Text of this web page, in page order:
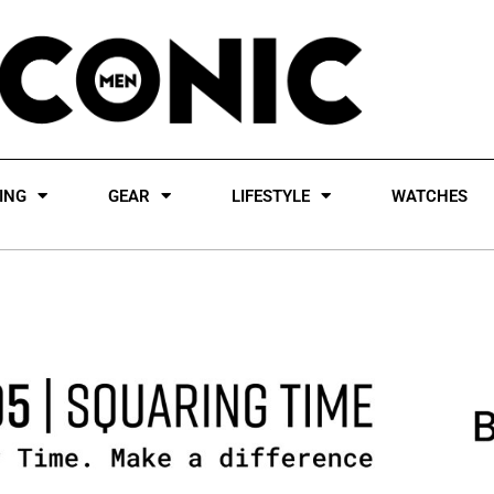
GEAR LIFESTYLE WATCHES